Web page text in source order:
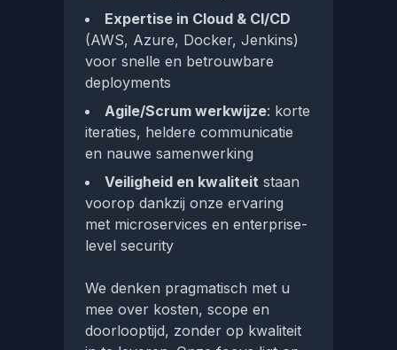
Expertise in Cloud & CI/CD
(AWS, Azure, Docker, Jenkins)
voor snelle en betrouwbare
deployments
Agile/Scrum werkwijze: korte
iteraties, heldere communicatie
en nauwe samenwerking
Veiligheid en kwaliteit staan
voorop dankzij onze ervaring
met microservices en enterprise-
level security
We denken pragmatisch met u
mee over kosten, scope en
doorlooptijd, zonder op kwaliteit